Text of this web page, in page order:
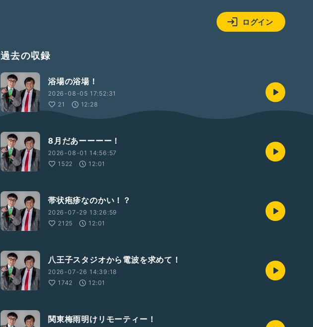
ログイン
過去の収録
浴場の浴場！
2026-08-05 17:52:31
21
12:28
8月だあーーーー！
2026-08-01 14:56:57
1522
12:01
帯状疱疹なのかい！？
2026-07-29 13:26:59
2125
12:01
八王子スタジオから電波を求めて！
2026-07-26 14:39:18
1742
12:01
関東梅雨明けリモーティー！